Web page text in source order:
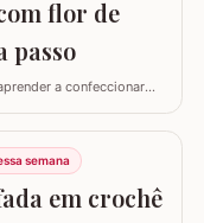
flor de
passo
a confeccionar
que não atrapalhe se
Para este trabalho
Você pode utilizar os
semana
em crochê